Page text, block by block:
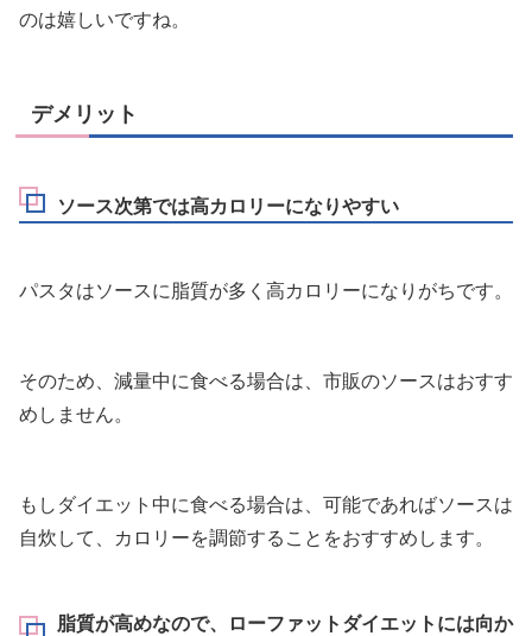
のは嬉しいですね。
デメリット
ソース次第では高カロリーになりやすい
パスタはソースに脂質が多く高カロリーになりがちです。
そのため、減量中に食べる場合は、市販のソースはおすす
めしません。
もしダイエット中に食べる場合は、可能であればソースは
自炊して、カロリーを調節することをおすすめします。
脂質が高めなので、ローファットダイエットには向か